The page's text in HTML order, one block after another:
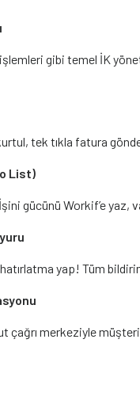
gibi temel İK
tek tıkla fatura
List)
gücünü Workif’e yaz,
yap! Tüm
çağrı merkeziyle